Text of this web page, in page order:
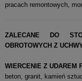
pracach remontowych,
ZALECANE DO
OBROTOWYCH Z
WIERCENIE Z UDAREM
beton, granit, kamień